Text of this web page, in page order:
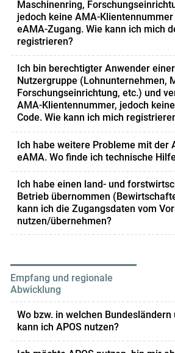
neue Zugangsdaten für Maschinen
hinzufügen.
Maschinenring,
jedoch keine AMA-Klientennummer
eAMA-Zugang. Wie kann ich mich
registrieren?
Sie können einen eAMA-Zugang
anfordern:
https://www.ama.at/fachliche-
ten/apos-stammdatenerhebung
Ich bin berechtigter Anwender
Nutzergruppe (Lohnunternehmen,
Forschungseinrichtung, etc.) und
AMA-Klientennummer, jedoch
Code. Wie kann ich mich
Bitte fordern Sie einen eAMA-PIN-
https://services.ama.at/an.
Halten Sie dafür Ihre
Ich habe weitere Probleme mit der
eAMA. Wo finde ich technische
Bitte beachten Sie die Informationen
Hilfe seitens der AMA unter
https://www.ama.at/Fachliche-
s-Internetserviceportal/Technische-
Ich habe einen land- und
Betrieb übernommen
kann ich die Zugangsdaten vom
nutzen/übernehmen?
anfordern.
Empfang und regionale
Abwicklung
Wo bzw. in welchen Bundesländern
kann ich APOS nutzen?
APOS kann österreichweit